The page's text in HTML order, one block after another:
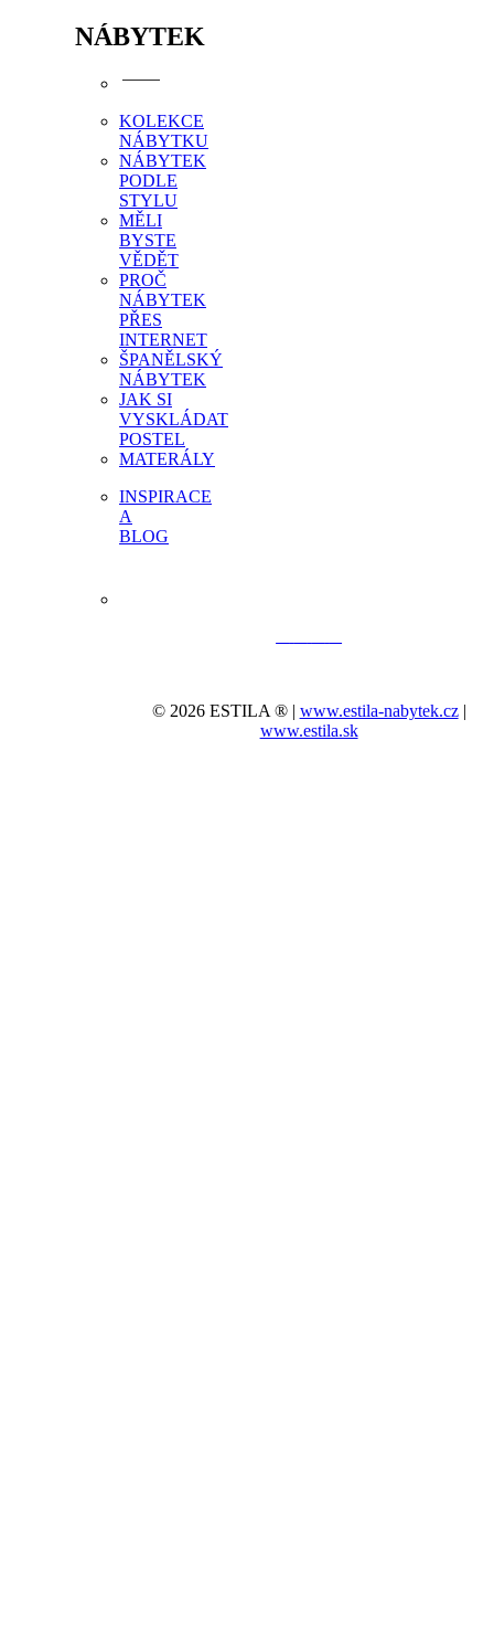
NÁBYTEK
KOLEKCE
NÁBYTKU
NÁBYTEK
PODLE
STYLU
MĚLI
BYSTE
VĚDĚT
PROČ
NÁBYTEK
PŘES
INTERNET
ŠPANĚLSKÝ
NÁBYTEK
JAK SI
VYSKLÁDAT
POSTEL
MATERÁLY
INSPIRACE
A
BLOG
© 2026 ESTILA ® | www.estila-nabytek.cz|
www.estila.sk